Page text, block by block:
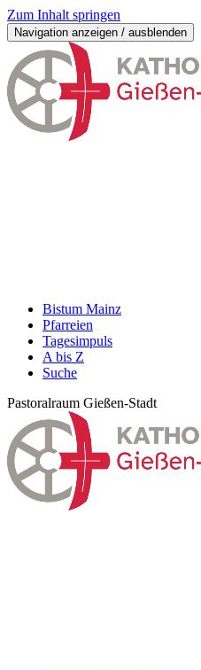
Zum Inhalt springen
Navigation anzeigen / ausblenden
Bistum Mainz
Pfarreien
Tagesimpuls
A bis Z
Suche
Pastoralraum Gießen-Stadt